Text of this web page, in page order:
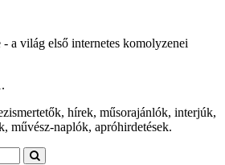
a világ első internetes komolyzenei
hírek, műsorajánlók, interjúk,
művész-naplók, apróhirdetések.